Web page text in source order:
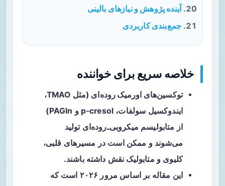
آینده پژوهش و نیازهای بالینی
جمع‌بندی کاربردی
خلاصه سریع برای خواننده
توکسین‌های اورمیک روده‌ای
(مثل TMAO،
ایندوکسیل سولفات، p‑cresol و PAGln)
از متابولیسم میکروبی‌ـ‌روده‌ای تولید
می‌شوند و ممکن است در مسیرهای قلبی،
کلیوی و متابولیک نقش داشته باشند.
این مقاله بر اساس مرور ۲۰۲۶ است که